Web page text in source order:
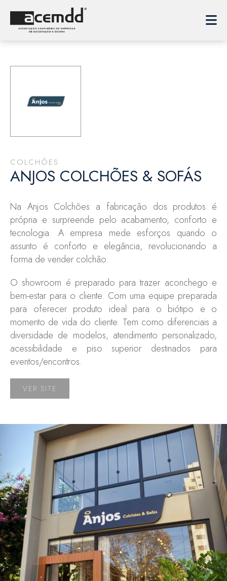
COLCHÕES
ANJOS COLCHÕES & SOFÁS
Na Anjos Colchões a fabricação dos produtos é
própria e surpreende pelo acabamento, conforto e
tecnologia. A empresa mede esforços quando o
assunto é conforto e elegância, revolucionando a
forma de vender colchão.
O showroom é preparado para trazer aconchego e
bem-estar para o cliente. Com uma equipe preparada
para oferecer produto ideal para o biótipo e o
momento de vida do cliente. Tem como diferenciais a
diversidade de modelos, atendimento personalizado,
acessibilidade e piso superior destinados para
eventos/encontros.
VER SITE